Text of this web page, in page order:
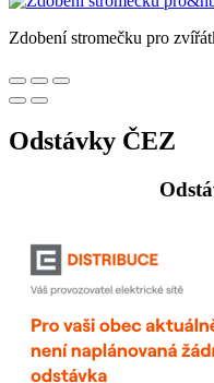
Zdobení stromečku pro
Odstávky ČEZ